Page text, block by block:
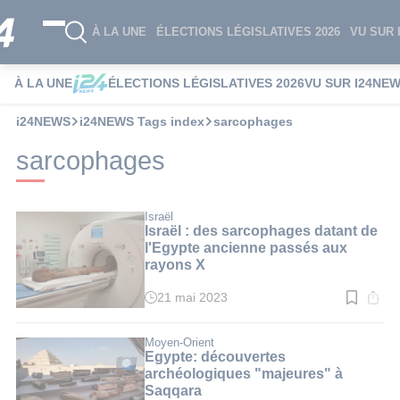
À LA UNE ÉLECTIONS LÉGISLATIVES 2026 VU SUR
À LA UNE ÉLECTIONS LÉGISLATIVES 2026VU SUR
i24NEWS i24NEWS Tags index sarcophages
sarcophages
Israël
Israël : des sarcophages datant de
l'Egypte ancienne passés aux
rayons X
Temps
:
3
min.
21 mai 2023
Moyen-Orient
Egypte: découvertes
archéologiques "majeures" à
Saqqara